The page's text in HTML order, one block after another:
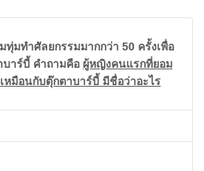
มทำศัลยกรรมมากกว่า 50 ครั้งเพื่อ
บาร์บี้ คำถามคือ ผู้หญิงคนแรกที่ยอม
หมือนกับตุ๊กตาบาร์บี้ มีชื่อว่าอะไร